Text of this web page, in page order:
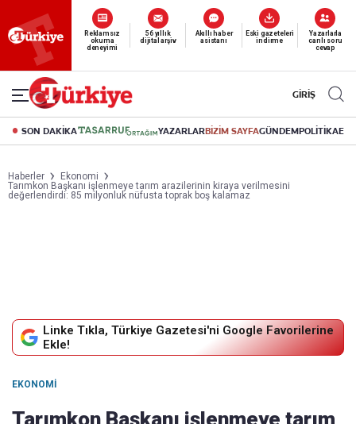
Yeni nesil dijital
abonelik 19 TL’den başlayan fiyatlarla.
GİRİŞ
SON DAKİKA YAZARLARBİZİM SAYFAGÜNDEMPOLİTİKA
Haberler
Ekonomi
Tarımkon Başkanı işlenmeye tarım arazilerinin kiraya verilmesini
değerlendirdi: 85 milyonluk nüfusta toprak boş kalamaz
Linke Tıkla, Türkiye Gazetesi'ni Google Favorilerine
Ekle!
EKONOMI
Tarımkon Başkanı işlenmeye tarım